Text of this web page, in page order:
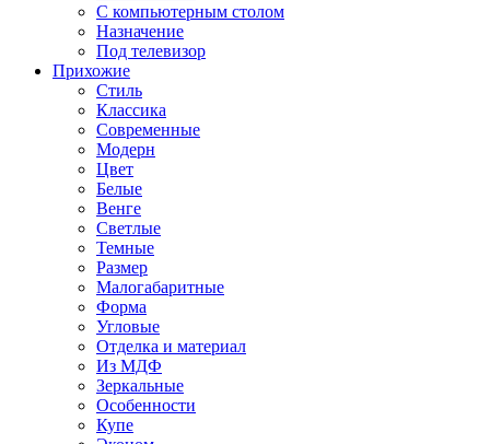
С компьютерным столом
Назначение
Под телевизор
Прихожие
Стиль
Классика
Современные
Модерн
Цвет
Белые
Венге
Светлые
Темные
Размер
Малогабаритные
Форма
Угловые
Отделка и материал
Из МДФ
Зеркальные
Особенности
Купе